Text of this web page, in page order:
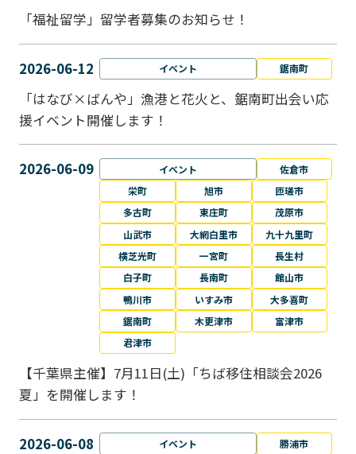
「福祉留学」留学者募集のお知らせ！
2026-06-12 イベント 鋸南町
「はなび×ばんや」漁港と花火と、鋸南町出会い応
援イベント開催します！
2026-06-09 イベント
佐倉市
栄町
旭市
匝瑳市
多古町
東庄町
茂原市
山武市
大網白里市
九十九里町
横芝光町
一宮町
長生村
白子町
長南町
館山市
鴨川市
いすみ市
大多喜町
鋸南町
木更津市
富津市
君津市
【千葉県主催】7月11日(土)「ちば移住相談会2026
夏」を開催します！
2026-06-08 イベント 勝浦市